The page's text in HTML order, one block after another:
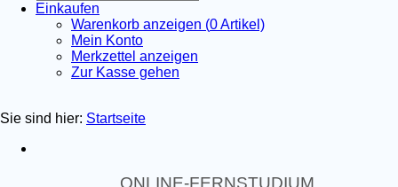
Einkaufen
Warenkorb anzeigen (0Artikel)
Mein Konto
Merkzettel anzeigen
Zur Kasse gehen
Sie sind hier: Startseite
ONLINE-FERNSTUDIUM